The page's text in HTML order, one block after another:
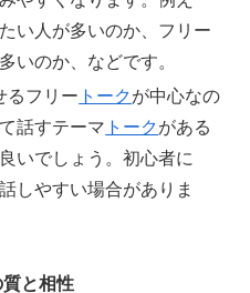
い人が多いのか、フリー
いのか、などです。
るフリー トークが中心なの
話すテーマ トークがある
いでしょう。初心者に
しやすい場合がありま
と相性